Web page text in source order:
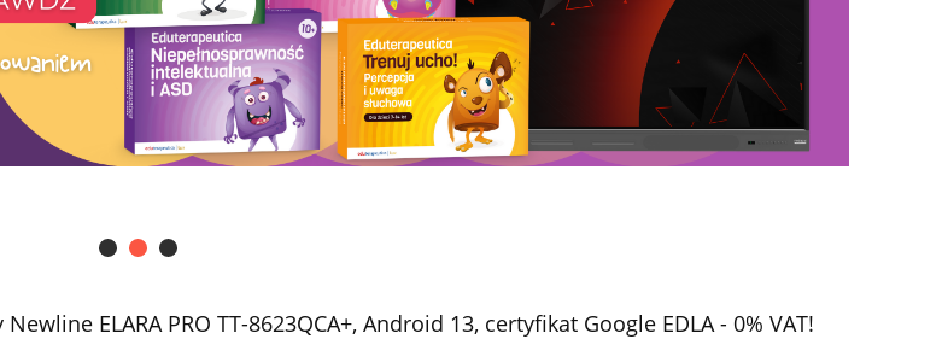
ELARA PRO TT-8623QCA+, Android 13, certyfikat Google EDLA - 0% VAT!